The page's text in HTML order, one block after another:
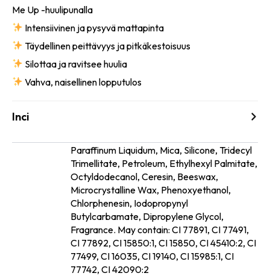
Me Up -huulipunalla
Intensiivinen ja pysyvä mattapinta
Täydellinen peittävyys ja pitkäkestoisuus
Silottaa ja ravitsee huulia
Vahva, naisellinen lopputulos
Inci
Paraffinum Liquidum, Mica, Silicone, Tridecyl
Trimellitate, Petroleum, Ethylhexyl Palmitate,
Octyldodecanol, Ceresin, Beeswax,
Microcrystalline Wax, Phenoxyethanol,
Chlorphenesin, Iodopropynyl
Butylcarbamate, Dipropylene Glycol,
Fragrance. May contain: CI 77891, CI 77491,
CI 77892, CI 15850:1, CI 15850, CI 45410:2, CI
77499, CI 16035, CI 19140, CI 15985:1, CI
77742, CI 42090:2